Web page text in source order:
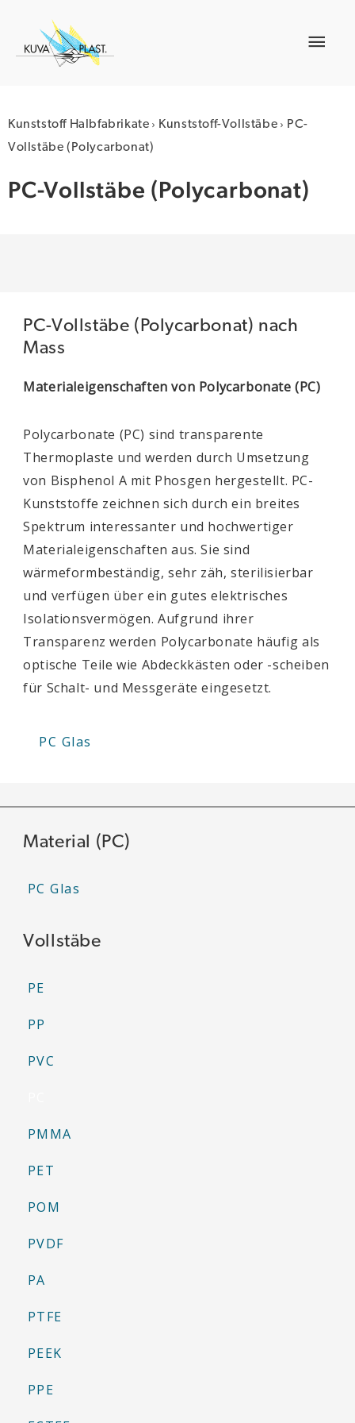
springen
Kunststoff Halbfabrikate › Kunststoff-Vollstäbe › PC-
Vollstäbe (Polycarbonat)
PC-Vollstäbe (Polycarbonat)
Vollstäbe
PE
PP
PVC
PMMA
PET
POM
PVDF
PA
PTFE
PEEK
PPE
Material (PC)
PC Glas
PC-Vollstäbe (Polycarbonat) nach
Mass
Materialeigenschaften von Polycarbonate (PC)
Polycarbonate (PC) sind transparente
Thermoplaste und werden durch Umsetzung
von Bisphenol A mit Phosgen hergestellt. PC-
Kunststoffe zeichnen sich durch ein breites
Spektrum interessanter und hochwertiger
Materialeigenschaften aus. Sie sind
wärmeformbeständig, sehr zäh, sterilisierbar
und verfügen über ein gutes elektrisches
Isolationsvermögen. Aufgrund ihrer
Transparenz werden Polycarbonate häufig als
optische Teile wie Abdeckkästen oder -scheiben
für Schalt- und Messgeräte eingesetzt.
PC Glas